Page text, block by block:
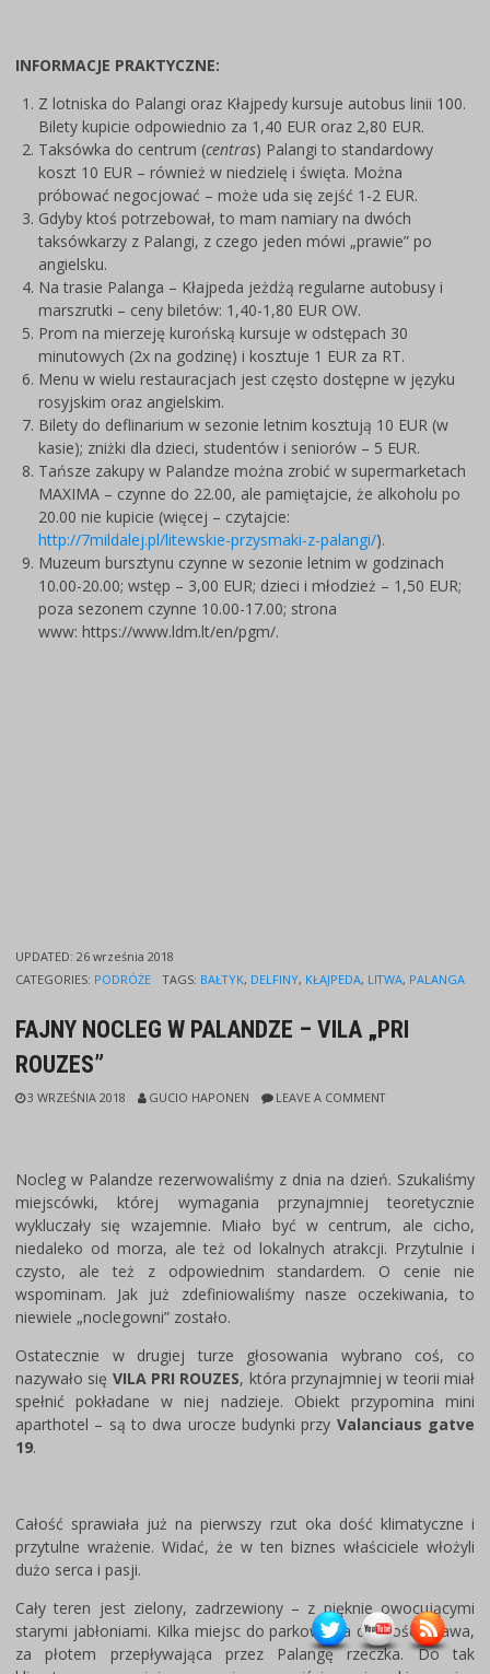
INFORMACJE PRAKTYCZNE:
Z lotniska do Palangi oraz Kłajpedy kursuje autobus linii 100.
Bilety kupicie odpowiednio za 1,40 EUR oraz 2,80 EUR.
Taksówka do centrum (centras) Palangi to standardowy
koszt 10 EUR – również w niedzielę i święta. Można
próbować negocjować – może uda się zejść 1-2 EUR.
Gdyby ktoś potrzebował, to mam namiary na dwóch
taksówkarzy z Palangi, z czego jeden mówi „prawie” po
angielsku.
Na trasie Palanga – Kłajpeda jeżdżą regularne autobusy i
marszrutki – ceny biletów: 1,40-1,80 EUR OW.
Prom na mierzeję kurońską kursuje w odstępach 30
minutowych (2x na godzinę) i kosztuje 1 EUR za RT.
Menu w wielu restauracjach jest często dostępne w języku
rosyjskim oraz angielskim.
Bilety do deflinarium w sezonie letnim kosztują 10 EUR (w
kasie); zniżki dla dzieci, studentów i seniorów – 5 EUR.
Tańsze zakupy w Palandze można zrobić w supermarketach
MAXIMA – czynne do 22.00, ale pamiętajcie, że alkoholu po
20.00 nie kupicie (więcej – czytajcie:
http://7mildalej.pl/litewskie-przysmaki-z-palangi/).
Muzeum bursztynu czynne w sezonie letnim w godzinach
10.00-20.00; wstęp – 3,00 EUR; dzieci i młodzież – 1,50 EUR;
poza sezonem czynne 10.00-17.00; strona
www: https://www.ldm.lt/en/pgm/.
UPDATED:26 września 2018
CATEGORIES: PODRÓŻE TAGS: BAŁTYK, DELFINY, KŁAJPEDA, LITWA, PALANGA
FAJNY NOCLEG W PALANDZE – VILA „PRI
ROUZES”
3 WRZEŚNIA 2018 GUCIO HAPONEN LEAVE A COMMENT
Nocleg w Palandze rezerwowaliśmy z dnia na dzień. Szukaliśmy
miejscówki, której wymagania przynajmniej teoretycznie
wykluczały się wzajemnie. Miało być w centrum, ale cicho,
niedaleko od morza, ale też od lokalnych atrakcji. Przytulnie i
czysto, ale też z odpowiednim standardem. O cenie nie
wspominam. Jak już zdefiniowaliśmy nasze oczekiwania, to
niewiele „noclegowni” zostało.
Ostatecznie w drugiej turze głosowania wybrano coś, co
nazywało się VILA PRI ROUZES, która przynajmniej w teorii miał
spełnić pokładane w niej nadzieje. Obiekt przypomina mini
aparthotel – są to dwa urocze budynki przy Valanciaus gatve
19.
Całość sprawiała już na pierwszy rzut oka dość klimatyczne i
przytulne wrażenie. Widać, że w ten biznes właściciele włożyli
dużo serca i pasji.
Cały teren jest zielony, zadrzewiony – z pięknie owocującymi
starymi jabłoniami. Kilka miejsc do parkowania dla gości, trawa,
za płotem przepływająca przez Palangę rzeczka. Do tak